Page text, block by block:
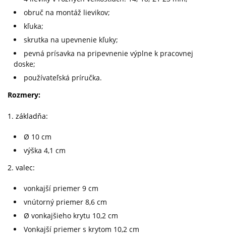
obruč na montáž lievikov;
kľuka;
skrutka na upevnenie kľuky;
pevná prísavka na pripevnenie výplne k pracovnej
doske;
používateľská príručka.
Rozmery:
1. základňa:
Ø 10 cm
výška 4,1 cm
2. valec:
vonkajší priemer 9 cm
vnútorný priemer 8,6 cm
Ø vonkajšieho krytu 10,2 cm
Vonkajší priemer s krytom 10,2 cm